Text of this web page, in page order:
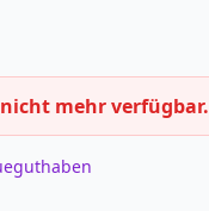
mehr verfügbar.